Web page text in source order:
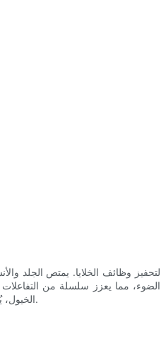
الضوء، مما يعزز سلسلة من التفاعلات
الخيول، يُمكن أن يكون العلاج بالضوء الأحمر فعالاً بشكل خاص في إدارة آلام المفاصل، وآلام العضلات، والإصابات.